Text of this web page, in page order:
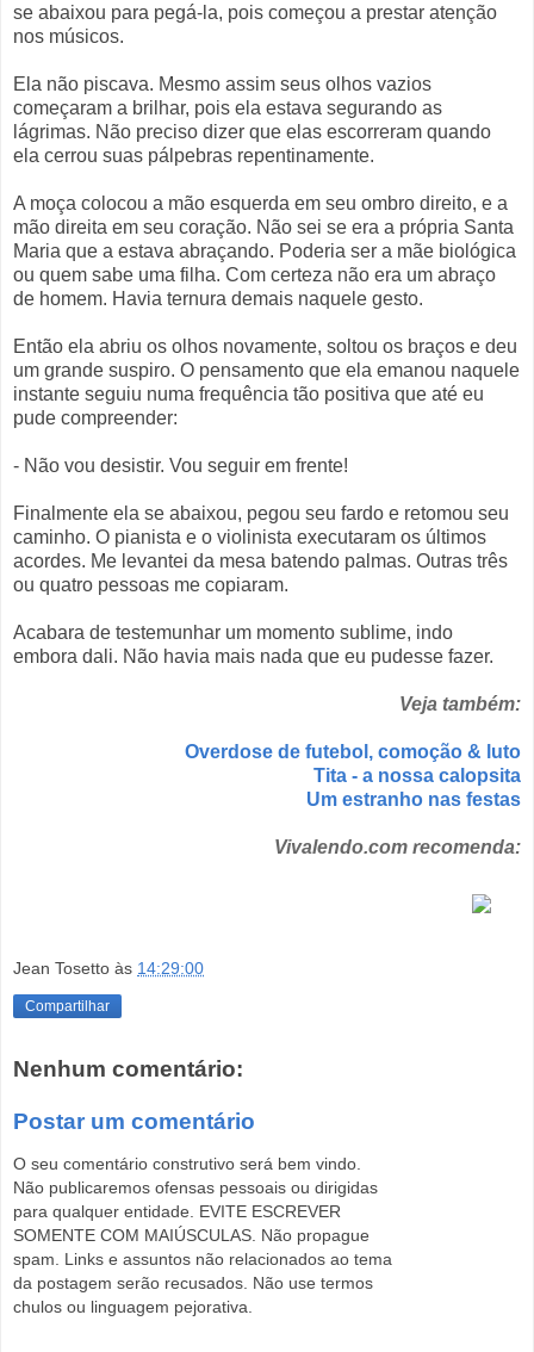
se abaixou para pegá-la, pois começou a prestar atenção
nos músicos.
Ela não piscava. Mesmo assim seus olhos vazios
começaram a brilhar, pois ela estava segurando as
lágrimas. Não preciso dizer que elas escorreram quando
ela cerrou suas pálpebras repentinamente.
A moça colocou a mão esquerda em seu ombro direito, e a
mão direita em seu coração. Não sei se era a própria Santa
Maria que a estava abraçando. Poderia ser a mãe biológica
ou quem sabe uma filha. Com certeza não era um abraço
de homem. Havia ternura demais naquele gesto.
Então ela abriu os olhos novamente, soltou os braços e deu
um grande suspiro. O pensamento que ela emanou naquele
instante seguiu numa frequência tão positiva que até eu
pude compreender:
- Não vou desistir. Vou seguir em frente!
Finalmente ela se abaixou, pegou seu fardo e retomou seu
caminho. O pianista e o violinista executaram os últimos
acordes. Me levantei da mesa batendo palmas. Outras três
ou quatro pessoas me copiaram.
Acabara de testemunhar um momento sublime, indo
embora dali. Não havia mais nada que eu pudesse fazer.
Veja também:
Overdose de futebol, comoção & luto
Tita - a nossa calopsita
Um estranho nas festas
Vivalendo.com recomenda:
Jean Tosetto às 14:29:00
Compartilhar
Nenhum comentário:
Postar um comentário
O seu comentário construtivo será bem vindo.
Não publicaremos ofensas pessoais ou dirigidas
para qualquer entidade. EVITE ESCREVER
SOMENTE COM MAIÚSCULAS. Não propague
spam. Links e assuntos não relacionados ao tema
da postagem serão recusados. Não use termos
chulos ou linguagem pejorativa.